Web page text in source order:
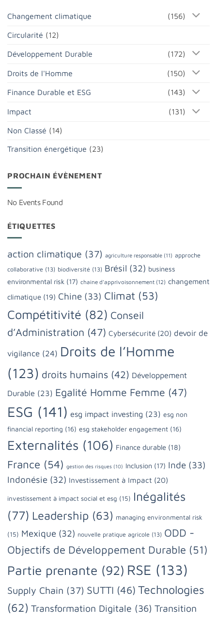
Changement climatique (156)
Circularité (12)
Développement Durable (172)
Droits de l'Homme (150)
Finance Durable et ESG (143)
Impact (131)
Non Classé (14)
Transition énergétique (23)
PROCHAIN ÉVÈNEMENT
No Events Found
ÉTIQUETTES
action climatique (37) agriculture responsable (11) approche
collaborative (13) biodiversité (13) Brésil (32) business
environmental risk (17) chaine d'apprivoisonnement (12) changement
climatique (19) Chine (33) Climat (53)
Compétitivité (82) Conseil
d’Administration (47) Cybersécurité (20) devoir de
vigilance (24) Droits de l’Homme
(123) droits humains (42) Développement
Durable (23) Egalité Homme Femme (47)
ESG (141) esg impact investing (23) esg non
financial reporting (16) esg stakeholder engagement (16)
Externalités (106) Finance durable (18)
France (54) gestion des risques (10) Inclusion (17) Inde (33)
Indonésie (32) Investissement à Impact (20)
investissement à impact social et esg (15) Inégalités
(77) Leadership (63) managing environmental risk
(15) Mexique (32) nouvelle pratique agricole (13) ODD -
Objectifs de Développement Durable (51)
Partie prenante (92) RSE (133)
Supply Chain (37) SUTTI (46) Technologies
(62) Transformation Digitale (36) Transition